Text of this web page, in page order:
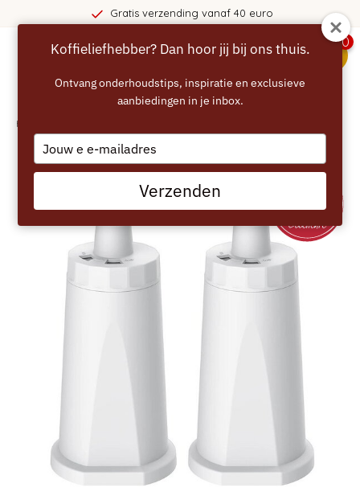
Gratis verzending vanaf 40 euro
0
Home
Koffieliefhebber? Dan hoor jij bij ons thuis.
Ontvang onderhoudstips, inspiratie en exclusieve
aanbiedingen in je inbox.
Type
your
email
Verzenden